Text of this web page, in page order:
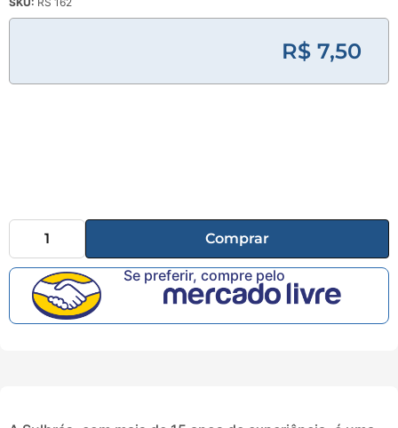
R$ 7,50
Comprar
Se preferir, compre pelo